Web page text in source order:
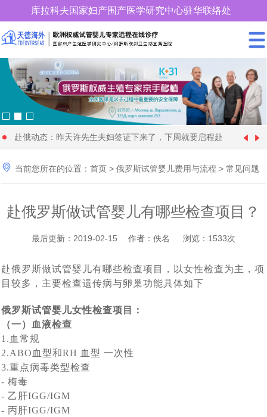
库拉科夫国家妇产围产医学研究中心驻华联络处
400-900-3185
赴俄动态：昨天许先生夫妇签证下来了，下周就要启程赴
[2024-09-20]
28 岁俄罗斯姑娘与57 岁的土耳其富商在格鲁吉亚代怀生
怀求子，现成功移植 [2024-08-28]
快要分娩了，马上8个月，俄罗斯试管婴儿机构开始为黄
女士找保姆了 [2024-08-11]
36岁单身女性赴俄罗斯找了一位同岁的代妈试管婴儿代怀
海外试管婴儿助孕有保障 [2024-06-07]
孩子快6个月了，第一次真实看到了宝宝，中国的”父母很
激动 [2024-05-31]
对于女生结婚不愿生孩子，很多男生可以接受，但是不能
接受不孕不育 [2024-05-15]
上个月赴俄罗斯试管婴儿助孕的陈先生的胚胎筛查结果出
来了， 5颗囊胚2颗过检（合格），2个男孩
大龄女性单身做试管求子：我只是没结婚，不代表我就没
有生育权 [2024-04-28]
南京夫妇赴俄罗斯试管婴儿求子，一边尝试自卵自怀一边
借卵代怀，准备与代妈同时移植看谁怀的宝宝出生
04-24]
43岁的中年夫妇赴白俄罗斯代怀助孕，阶段性成功报告：
已经能听到孩子心跳了
上周43岁陈先生夫妇赴俄罗斯试管婴儿求子，取得9颗卵
子8颗卵子成熟6颗成功受精5颗进入了囊胚阶段，超过了平均
血测HCG值为 398，上个月中旬赴俄罗斯要赴莫斯科做试
 当前您所在的位置：首页 >俄罗斯试管婴儿费用与流程 >常见问题
赴俄罗斯做试管婴儿有哪些检查项目？
最后更新：2019-02-15 作者：佚名 浏览：1533次
赴俄罗斯做试管婴儿有哪些检查项目，以女性检查为主，项
目较多，主要检查遗传病与卵巢功能具体如下
俄罗斯试管婴儿女性检查项目：
（一）血液检查
1.血常规
2.ABO血型和RH 血型 一次性
3.重点病毒类型检查
- 梅毒
- 乙肝IGG/IGM
- 丙肝IGG/IGM